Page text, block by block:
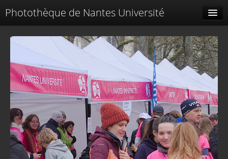
Photothèque de Nantes Université
Menu
Identification